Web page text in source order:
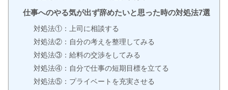
仕事へのやる気が出ず辞めたいと思った時の対処法7選
対処法①：上司に相談する
対処法②：自分の考えを整理してみる
対処法③：給料の交渉をしてみる
対処法④：自分で仕事の短期目標を立てる
対処法⑤：プライベートを充実させる